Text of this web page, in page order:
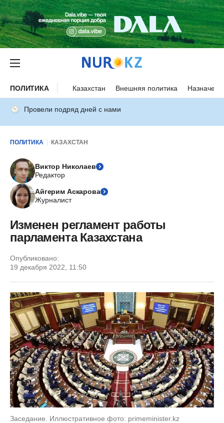
ПОЛИТИКА Казахстан Внешняя политика
Провели подряд дней с нами
ПОЛИТИКА КАЗАХСТАН
Виктор Николаев
Редактор
Айгерим Аскарова
Журналист
Изменен регламент работы
парламента Казахстана
Опубликовано:
19 декабря 2022, 11:50
Заседание. Иллюстративное фото: primeminister.kz